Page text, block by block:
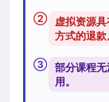
② 虚拟资源
方式的退款
③ 部分课程
用。